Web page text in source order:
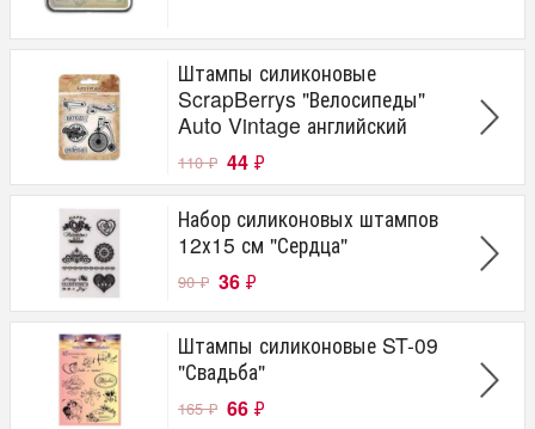
Штампы силиконовые
ScrapBerrys "Велосипеды"
Auto Vintage английский
110₽ 44 ₽
Набор силиконовых штампов
12х15 см "Сердца"
90₽ 36 ₽
Штампы силиконовые ST-09
"Свадьба"
165₽ 66 ₽